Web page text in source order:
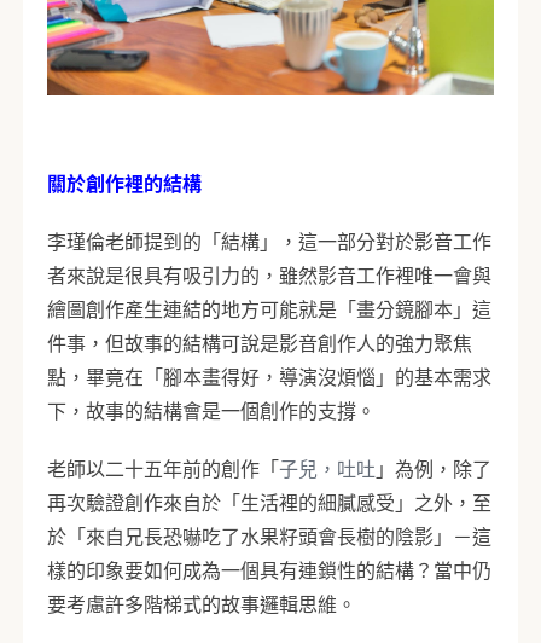
關於創作裡的結構
李瑾倫老師提到的「結構」，這一部分對於影音工作
者來說是很具有吸引力的，雖然影音工作裡唯一會與
繪圖創作產生連結的地方可能就是「畫分鏡腳本」這
件事，但故事的結構可說是影音創作人的強力聚焦
點，畢竟在「腳本畫得好，導演沒煩惱」的基本需求
下，故事的結構會是一個創作的支撐。
老師以二十五年前的創作「子兒，吐吐 」為例，除了
再次驗證創作來自於「生活裡的細膩感受」之外，至
於「來自兄長恐嚇吃了水果籽頭會長樹的陰影」－這
樣的印象要如何成為一個具有連鎖性的結構？當中仍
要考慮許多階梯式的故事邏輯思維。